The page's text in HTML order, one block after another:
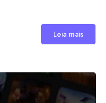
Leia mais